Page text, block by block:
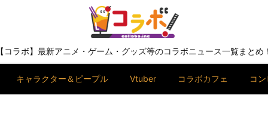
【コラボ】最新アニメ・ゲーム・グッズ等のコラボニュース一覧まとめ！
キャラクター＆ピープル Vtuber コラボカフェ コ